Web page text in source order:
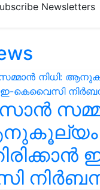
Newsletters